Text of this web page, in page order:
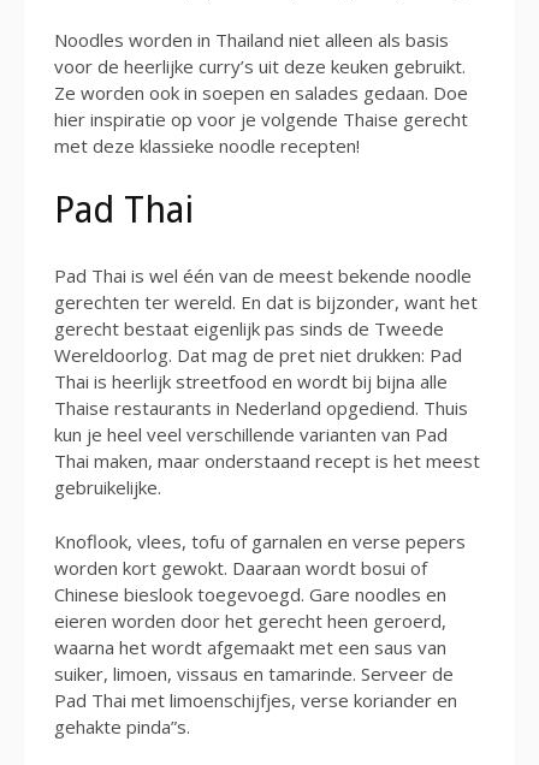
Noodles worden in Thailand niet alleen als basis
voor de heerlijke curry’s uit deze keuken gebruikt.
Ze worden ook in soepen en salades gedaan. Doe
hier inspiratie op voor je volgende Thaise gerecht
met deze klassieke noodle recepten!
Pad Thai
Pad Thai is wel één van de meest bekende noodle
gerechten ter wereld. En dat is bijzonder, want het
gerecht bestaat eigenlijk pas sinds de Tweede
Wereldoorlog. Dat mag de pret niet drukken: Pad
Thai is heerlijk streetfood en wordt bij bijna alle
Thaise restaurants in Nederland opgediend. Thuis
kun je heel veel verschillende varianten van Pad
Thai maken, maar onderstaand recept is het meest
gebruikelijke.
Knoflook, vlees, tofu of garnalen en verse pepers
worden kort gewokt. Daaraan wordt bosui of
Chinese bieslook toegevoegd. Gare noodles en
eieren worden door het gerecht heen geroerd,
waarna het wordt afgemaakt met een saus van
suiker, limoen, vissaus en tamarinde. Serveer de
Pad Thai met limoenschijfjes, verse koriander en
gehakte pinda”s.